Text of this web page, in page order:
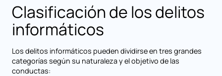
Clasificación de los delitos
informáticos
Los delitos informáticos pueden dividirse en tres grandes
categorías según su naturaleza y el objetivo de las
conductas: